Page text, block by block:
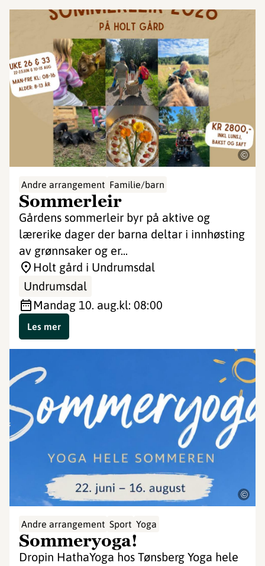
©
Andre arrangement Familie/barn
Sommerleir
Gårdens sommerleir byr på aktive og
lærerike dager der barna deltar i innhøsting
av grønnsaker og er...
Holt gård i Undrumsdal
Undrumsdal
mandag 10. aug.kl: 08:00
Les mer
©
Andre arrangement Sport Yoga
Sommeryoga!
Dropin HathaYoga hos Tønsberg Yoga hele